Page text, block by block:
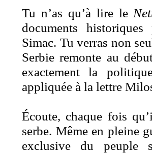
Tu n’as qu’à lire le
documents
Simac. Tu verras non
Serbie remonte au
exactement la
appliquée à la lettre
Écoute, chaque fois
serbe. Même en pleine
exclusive du peuple